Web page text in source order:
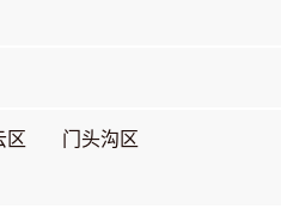
区
门头沟区